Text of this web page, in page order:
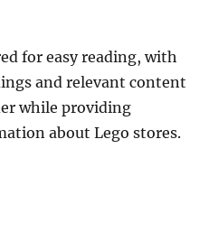
for easy reading, with
and relevant content
while providing
about Lego stores.